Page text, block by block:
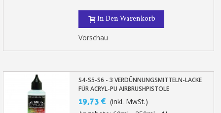
In Den Warenkorb
Vorschau
S4-S5-S6 - 3 VERDÜNNUNGSMITTELN-LACKE
FÜR ACRYL-PU AIRBRUSHPISTOLE
19,73 € (inkl. MwSt.)